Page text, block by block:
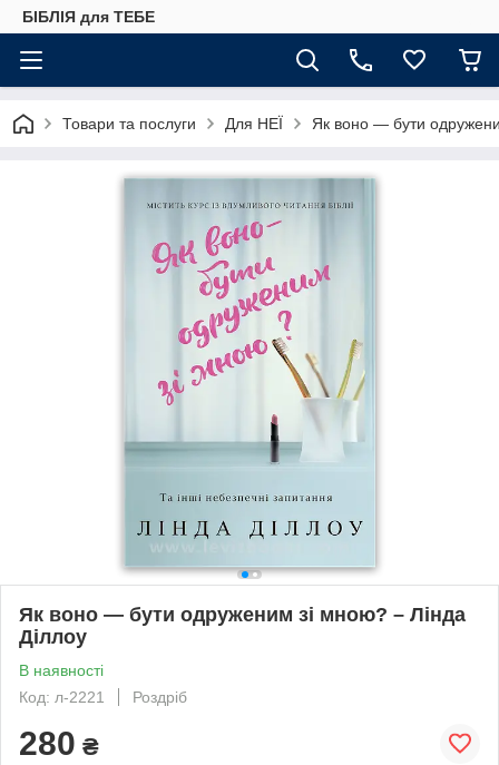
БІБЛІЯ для ТЕБЕ
Товари та послуги Для НЕЇ Як воно — бути
Як воно — бути одруженим зі мною? – Лінда
Діллоу
В наявності
Код: л-2221
Роздріб
280 ₴